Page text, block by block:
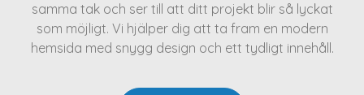
samma tak och ser till att ditt projekt blir så lyckat
som möjligt. Vi hjälper dig att ta fram en modern
hemsida med snygg design och ett tydligt innehåll.